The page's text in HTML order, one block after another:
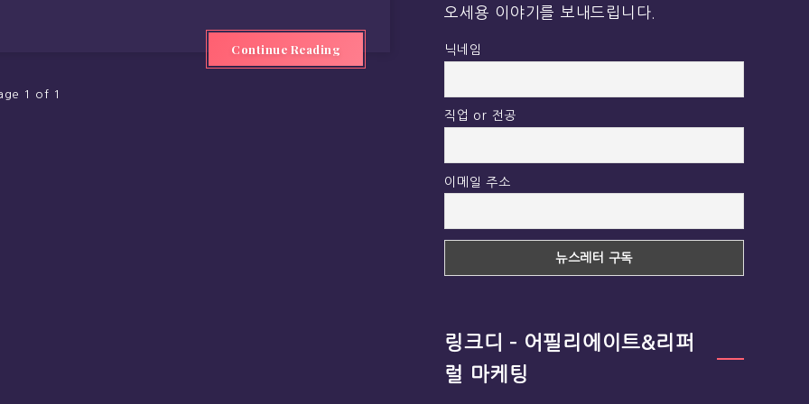
Continue Reading
1 of 1
오세용 이야기를 보내드립니다.
닉네임
직업 or 전공
이메일 주소
링크디 – 어필리에이트&리퍼
럴 마케팅